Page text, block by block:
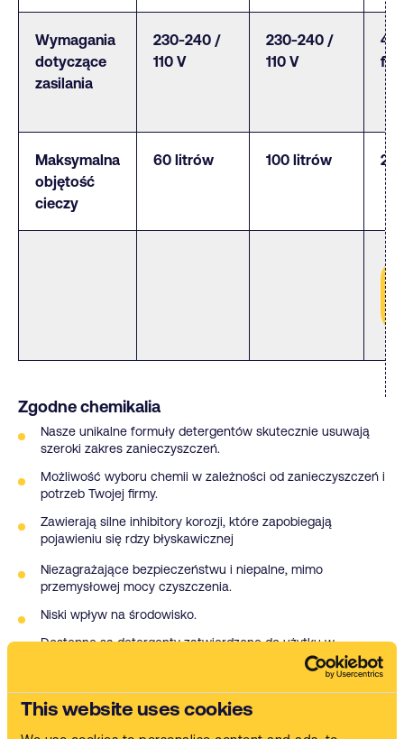
This website uses cookies
Wymagania
dotyczące
zasilania
230-240 /
110 V
230-240 /
110 V
Maksymalna
objętość
cieczy
60 litrów 100 litrów
Zgodne chemikalia
Nasze unikalne formuły detergentów skutecznie usuwają
szeroki zakres zanieczyszczeń.
Możliwość wyboru chemii w zależności od zanieczyszczeń i
potrzeb Twojej firmy.
Zawierają silne inhibitory korozji, które zapobiegają
pojawieniu się rdzy błyskawicznej
Niezagrażające bezpieczeństwu i niepalne, mimo
przemysłowej mocy czyszczenia.
Niski wpływ na środowisko.
Dostępne są detergenty zatwierdzone do użytku w
Our full service approach